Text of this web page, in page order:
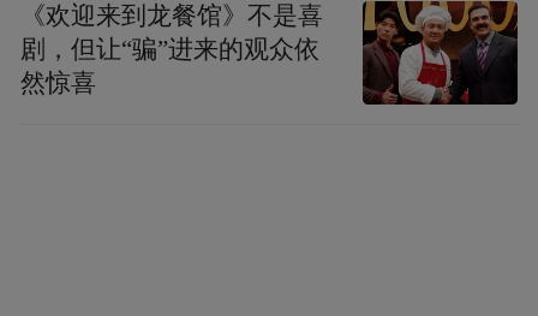
《欢迎来到龙餐馆》不是喜
剧，但让“骗”进来的观众依
然惊喜